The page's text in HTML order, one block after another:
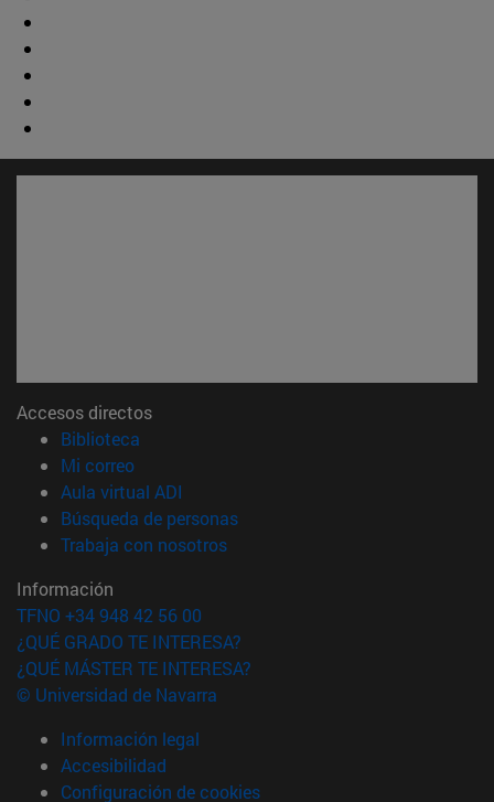
Accesos directos
Biblioteca
Mi correo(abre en nueva ventana)
Aula virtual ADI
Búsqueda de personas(abre en nueva ventana)
Trabaja con nosotros(abre en nueva ventana)
Información
TFNO +34 948 42 56 00
¿QUÉ GRADO TE INTERESA?
¿QUÉ MÁSTER TE INTERESA?
© Universidad de Navarra
Información legal
Accesibilidad
Configuración de cookies